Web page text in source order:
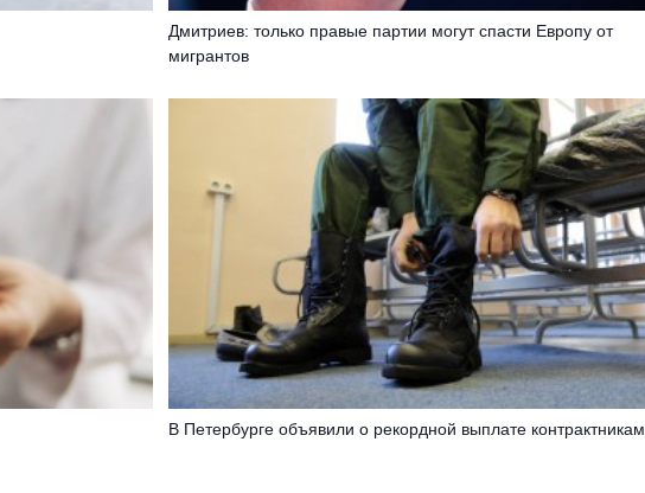
Дмитриев: только правые партии могут спасти Европу от
мигрантов
В Петербурге объявили о рекордной выплате контрактникам